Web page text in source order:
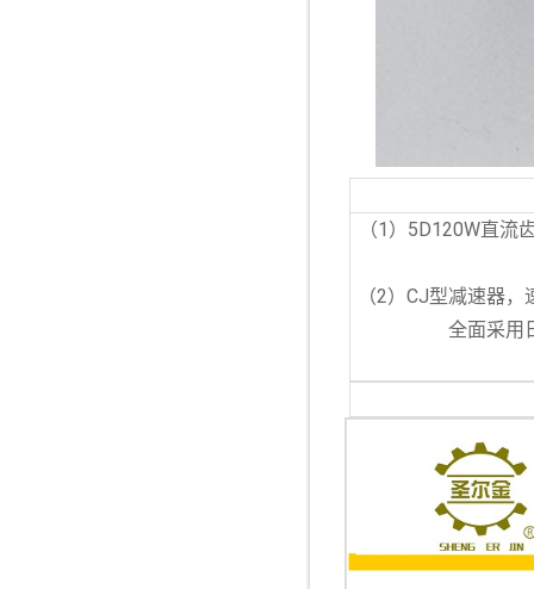
（1）5D120W直
（2）CJ型减速器
全面采用